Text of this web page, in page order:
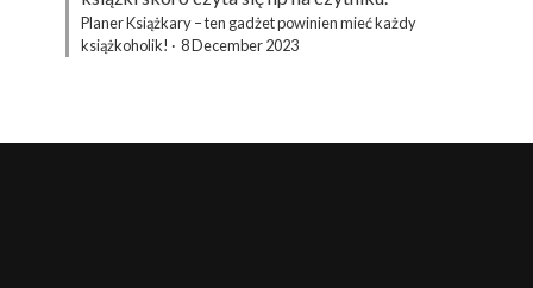
Planer Książkary – ten gadżet powinien mieć każdy
książkoholik! · 8 December 2023